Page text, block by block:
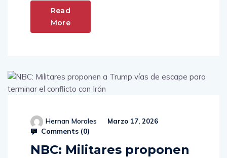
Read
More
Hernan Morales Marzo 17, 2026
Comments (0)
NBC: Militares proponen